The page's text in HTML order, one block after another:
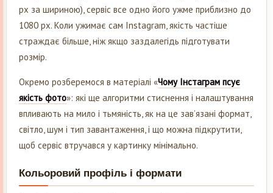
px за шириною), сервіс все одно його ужме приблизно до
1080 px. Коли ужимає сам Instagram, якість частіше
страждає більше, ніж якщо заздалегідь підготувати
розмір.
Окремо розберемося в матеріалі «Чому Інстаграм псує
якість фото»: які ще алгоритми стиснення і налаштування
впливають на мило і тьмяність, як на це зав’язані формат,
світло, шум і тип завантаження, і що можна підкрутити,
щоб сервіс втручався у картинку мінімально.
Кольоровий профіль і формати